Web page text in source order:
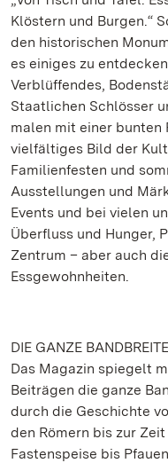
Klöstern und Burgen.“
den historischen
es einiges zu
Verblüffendes,
Staatlichen Schlösser
malen mit einer bunten
vielfältiges Bild der
Familienfesten und
Ausstellungen und
Events und bei vielen
Überfluss und Hunger,
Zentrum – aber auch
Essgewohnheiten.
DIE GANZE
Das Magazin spiegelt
Beiträgen die ganze
durch die Geschichte
den Römern bis zur
Fastenspeise bis